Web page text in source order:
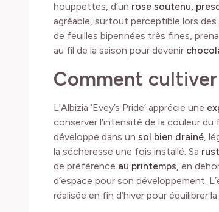
houppettes, d’un rose soutenu,
agréable, surtout perceptible lors
de feuilles bipennées très fines,
au fil de la saison pour devenir
Comment cultiver
L'Albizia ‘Evey’s Pride’ apprécie une
conserver l’intensité de la couleur
développe dans un sol bien drainé,
la sécheresse une fois installé. Sa
de préférence au printemps, en
d’espace pour son développement.
réalisée en fin d’hiver pour équilibrer